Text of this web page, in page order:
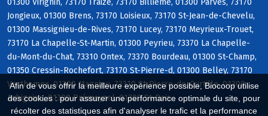
Afin de vous offrir la meilleure expérience possible, Biocoop utilise
des cookies : pour assurer une performance optimale du site, pour
récolter des statistiques afin d'analyser le trafic et la performance
Jongieux, 01300 Brens, 73170 Loisieux, 73170 St-Jean-de-Chevelu,
01300 Massignieu-de-Rives, 73170 Lucey, 73170 Meyrieux-Trouet,
73170 La Chapelle-St-Martin, 01300 Peyrieu, 73370 La Chapelle-
du-Mont-du-Chat, 73310 Ontex, 73370 Bourdeau, 01300 St-Champ,
01350 Cressin-Rochefort, 73170 St-Pierre-d, 01300 Belley, 73170
Verthemex, 01300 Magnieu, 73310 St-Pierre-de-Curtille, 01300
Arbignieu, 01300 Prémeyzel, 01300 St-Bois